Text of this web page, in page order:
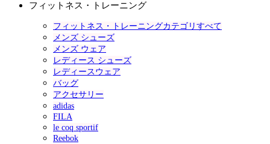
フィットネス・トレーニング
フィットネス・トレーニングカテゴリすべて
メンズ シューズ
メンズ ウェア
レディース シューズ
レディースウェア
バッグ
アクセサリー
adidas
FILA
le coq sportif
Reebok